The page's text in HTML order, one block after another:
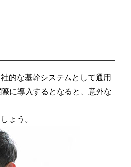
的な基幹システムとして通用
に導入するとなると、意外な
ょう。